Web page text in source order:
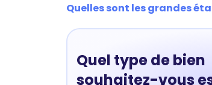
Quelles sont les grandes
Quel type de bien
souhaitez-vous